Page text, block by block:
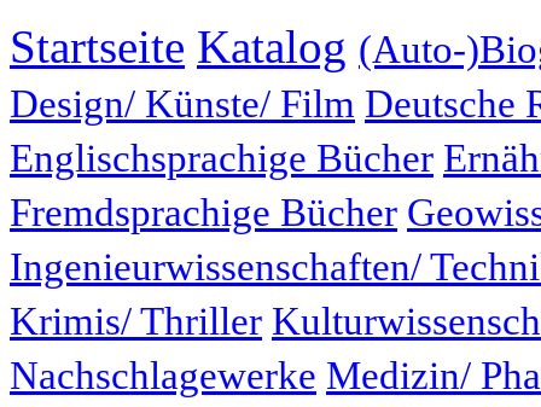
Startseite Katalog (Auto-
Design/ Künste/ Film Deutsche
Englischsprachige Bücher
Fremdsprachige Bücher
Ingenieurwissenschaften/
Krimis/ Thriller
Nachschlagewerke Medizin/